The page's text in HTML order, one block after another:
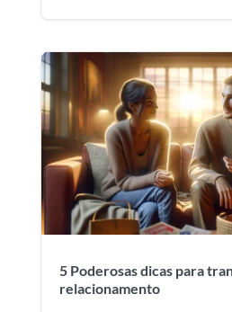
5 Poderosas dicas para
relacionamento